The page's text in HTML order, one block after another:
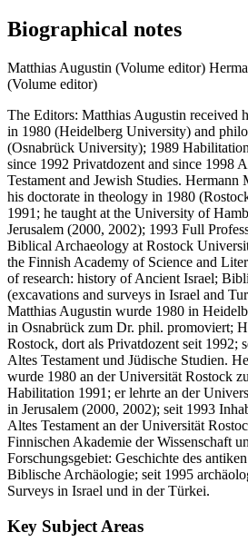
Biographical notes
Matthias Augustin (Volume editor)
(Volume editor)
The Editors: Matthias Augustin received
in 1980 (Heidelberg University) and
(Osnabrück University); 1989
since 1992 Privatdozent and since 1998
Testament and Jewish Studies. Hermann
his doctorate in theology in 1980
1991; he taught at the University of
Jerusalem (2000, 2002); 1993 Full
Biblical Archaeology at Rostock
the Finnish Academy of Science and
of research: history of Ancient Israel;
(excavations and surveys in Israel and
Matthias Augustin wurde 1980 in
in Osnabrück zum Dr. phil. promoviert;
Rostock, dort als Privatdozent seit 1992;
Altes Testament und Jüdische Studien.
wurde 1980 an der Universität Rostock
Habilitation 1991; er lehrte an der
in Jerusalem (2000, 2002); seit 1993
Altes Testament an der Universität
Finnischen Akademie der Wissenschaft
Forschungsgebiet: Geschichte des
Biblische Archäologie; seit 1995
Surveys in Israel und in der Türkei.
Key Subject Areas